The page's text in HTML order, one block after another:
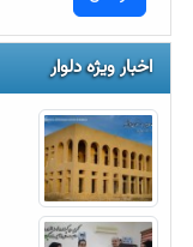
اخبار ویژه دلوار